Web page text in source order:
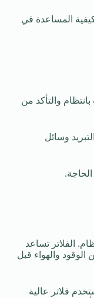
المساعدة في
والتأكد من
وسائل
الفلاتر تساعد
والهواء قبل
فلاتر عالية